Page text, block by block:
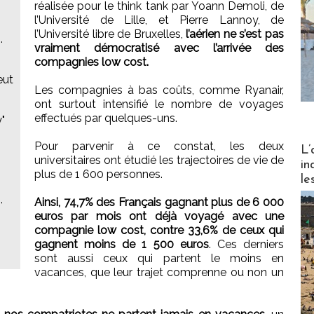
réalisée pour le think tank par Yoann Demoli, de
l’Université de Lille, et Pierre Lannoy, de
l’Université libre de Bruxelles,l’aérien ne s’est pas
vraiment démocratisé avec l’arrivée des
compagnies low cost.
Les compagnies à bas coûts, comme Ryanair,
ont surtout intensifié le nombre de voyages
effectués par quelques-uns.
Pour parvenir à ce constat, les deux
universitaires ont étudié les trajectoires de vie de
plus de 1 600 personnes.
Ainsi, 74,7% des Français gagnant plus de 6 000
euros par mois ont déjà voyagé avec une
compagnie low cost, contre 33,6% de ceux qui
gagnent moins de 1 500 euros. Ces derniers
sont aussi ceux qui partent le moins en
vacances, que leur trajet comprenne ou non un